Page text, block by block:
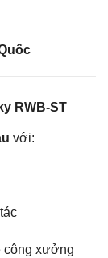
RWB-ST
với:
công xưởng